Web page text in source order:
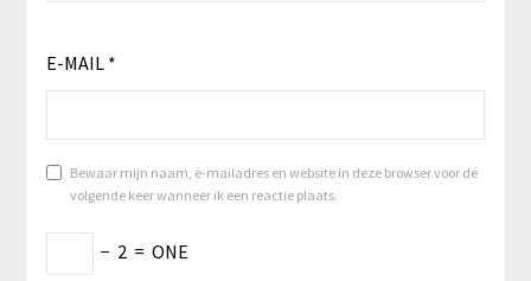
E-MAIL *
Bewaar mijn naam, e-mailadres en website in deze browser voor de
volgende keer wanneer ik een reactie plaats.
− 2 = ONE